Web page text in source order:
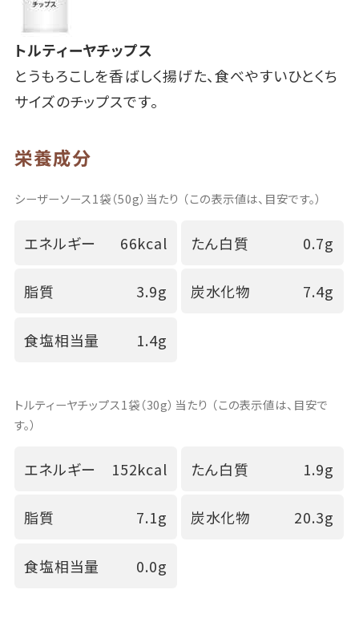
トルティーヤチップス
とうもろこしを香ばしく揚げた、食べやすいひとくち
サイズのチップスです。
栄養成分
シーザーソース1袋（50g）当たり （この表示値は、目安です。）
エネルギー 66kcal たん白質 0.7g
脂質 3.9g 炭水化物 7.4g
食塩相当量 1.4g
トルティーヤチップス1袋（30g）当たり （この表示値は、目安で
す。）
エネルギー 152kcal たん白質 1.9g
脂質 7.1g 炭水化物 20.3g
食塩相当量 0.0g